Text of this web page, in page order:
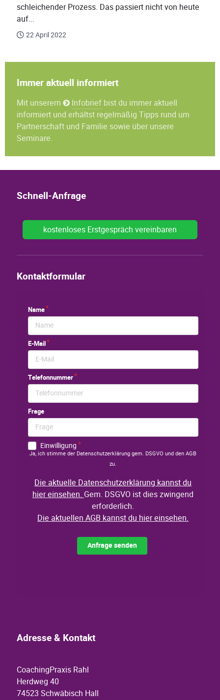
schleichender Prozess. Das passiert nicht von heute
auf...
22 April 2022
Immer aktuell informiert
Mit unserem Infobrief bist du immer aktuell
informiert und erhältst regelmäßig Tipps rund um
Partnerschaft und Familie sowie über unsere
Seminare.
Adresse & Kontakt
CoachingPraxis Rahl
Herdweg 40
74523 Schwäbisch Hall
Schnell-Anfrage
kostenloses Erstgespräch vereinbaren
Kontaktformular